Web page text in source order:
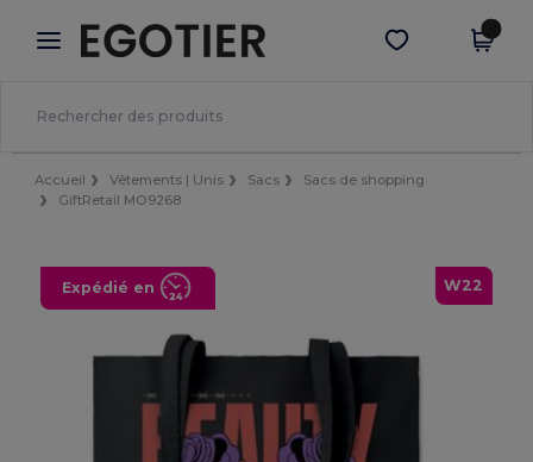
× Appli Egotier
Meilleurs prix sur l’app !
Obtenir l'appli
Accueil Vêtements | Unis Sacs
Sacs de shopping
GiftRetail MO9268
W22
Expédié en